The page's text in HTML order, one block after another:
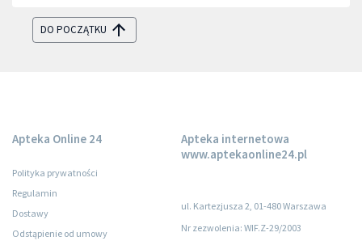
DO POCZĄTKU
Apteka Online 24
Polityka prywatności
Regulamin
Dostawy
Odstąpienie od umowy
Apteka internetowa
www.aptekaonline24.pl
ul. Kartezjusza 2, 01-480 Warszawa
Nr zezwolenia: WIF.Z-29/2003